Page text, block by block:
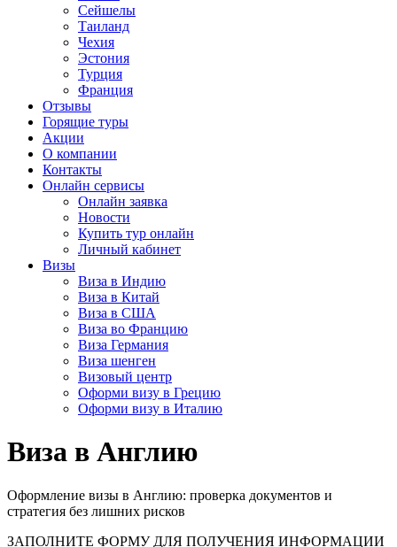
Сейшелы
Таиланд
Чехия
Эстония
Турция
Франция
Отзывы
Горящие туры
Акции
О компании
Контакты
Онлайн сервисы
Онлайн заявка
Новости
Купить тур онлайн
Личный кабинет
Визы
Виза в Индию
Виза в Китай
Виза в США
Виза во Францию
Виза Германия
Виза шенген
Визовый центр
Оформи визу в Грецию
Оформи визу в Италию
Виза в Англию
Оформление визы в Англию: проверка документов и
стратегия без лишних рисков
ЗАПОЛНИТЕ ФОРМУ ДЛЯ ПОЛУЧЕНИЯ ИНФОРМАЦИИ